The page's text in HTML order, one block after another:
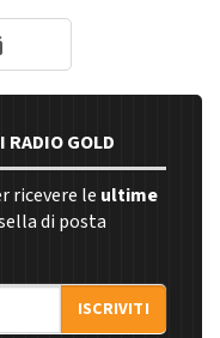
RADIO GOLD
ricevere le ultime
di posta
ISCRIVITI